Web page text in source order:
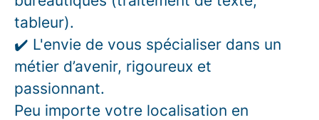
tableur).
✔️ L'envie de vous spécialiser dans un
métier d’avenir, rigoureux et
passionnant.
Peu importe votre localisation en